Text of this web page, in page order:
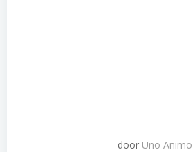
door Uno Animo